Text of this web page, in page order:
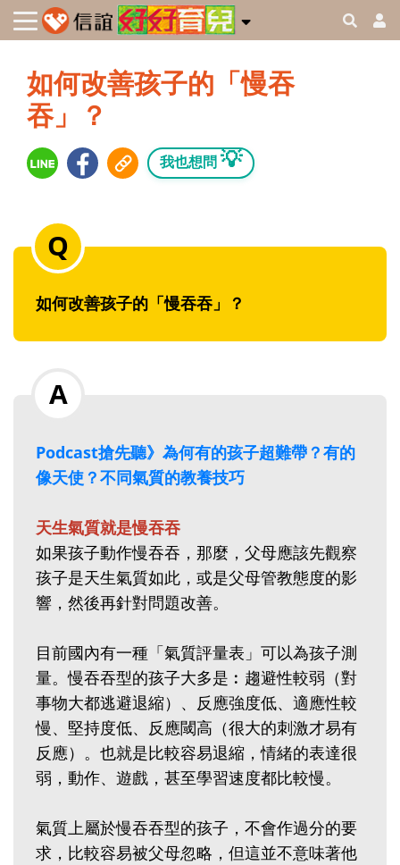
如何改善孩子的「慢吞
吞」？
我也想問 💡
如何改善孩子的「慢吞吞」？
Podcast搶先聽》為何有的孩子超難帶？有的
像天使？不同氣質的教養技巧
天生氣質就是慢吞吞
如果孩子動作慢吞吞，那麼，父母應該先觀察
孩子是天生氣質如此，或是父母管教態度的影
響，然後再針對問題改善。
目前國內有一種「氣質評量表」可以為孩子測
量。慢吞吞型的孩子大多是︰趨避性較弱（對
事物大都逃避退縮）、反應強度低、適應性較
慢、堅持度低、反應閾高（很大的刺激才易有
反應）。也就是比較容易退縮，情緒的表達很
弱，動作、遊戲，甚至學習速度都比較慢。
氣質上屬於慢吞吞型的孩子，不會作過分的要
求，比較容易被父母忽略，但這並不意味著他